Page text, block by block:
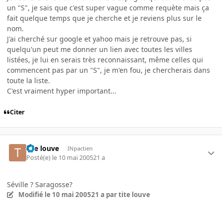
un "S", je sais que c'est super vague comme requète mais ça
fait quelque temps que je cherche et je reviens plus sur le
nom.
J'ai cherché sur google et yahoo mais je retrouve pas, si
quelqu'un peut me donner un lien avec toutes les villes
listées, je lui en serais très reconnaissant, même celles qui
commencent pas par un "S", je m'en fou, je chercherais dans
toute la liste.
C'est vraiment hyper important...
Citer
tite louve INpactien
Posté(e) le 10 mai 200521 a
Séville ? Saragosse?
Modifié le 10 mai 200521 a par tite louve